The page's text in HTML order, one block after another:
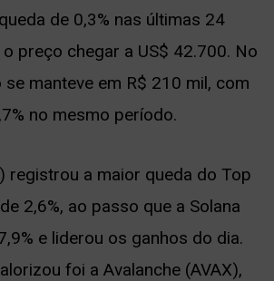
de 0,3% nas últimas 24
preço chegar a US$ 42.700. No
se manteve em R$ 210 mil, com
no mesmo período.
registrou a maior queda do Top
2,6%, ao passo que a Solana
e liderou os ganhos do dia.
foi a Avalanche (AVAX),